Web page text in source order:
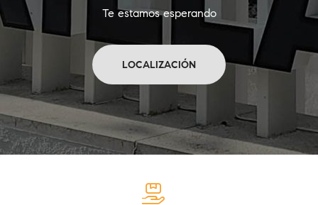
Te estamos esperando
LOCALIZACIÓN